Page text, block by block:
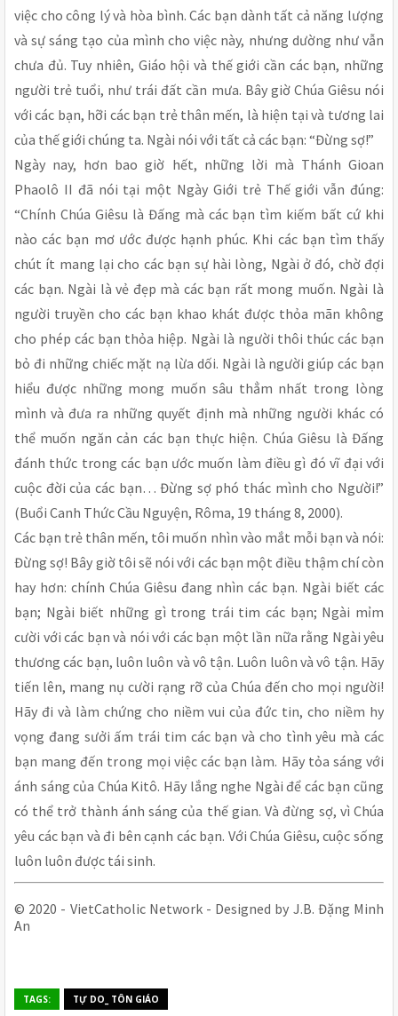
việc cho công lý và hòa bình. Các bạn dành tất cả năng lượng
và sự sáng tạo của mình cho việc này, nhưng dường như vẫn
chưa đủ. Tuy nhiên, Giáo hội và thế giới cần các bạn, những
người trẻ tuổi, như trái đất cần mưa. Bây giờ Chúa Giêsu nói
với các bạn, hỡi các bạn trẻ thân mến, là hiện tại và tương lai
của thế giới chúng ta. Ngài nói với tất cả các bạn: “Đừng sợ!”
Ngày nay, hơn bao giờ hết, những lời mà Thánh Gioan
Phaolô II đã nói tại một Ngày Giới trẻ Thế giới vẫn đúng:
“Chính Chúa Giêsu là Đấng mà các bạn tìm kiếm bất cứ khi
nào các bạn mơ ước được hạnh phúc. Khi các bạn tìm thấy
chút ít mang lại cho các bạn sự hài lòng, Ngài ở đó, chờ đợi
các bạn. Ngài là vẻ đẹp mà các bạn rất mong muốn. Ngài là
người truyền cho các bạn khao khát được thỏa mãn không
cho phép các bạn thỏa hiệp. Ngài là người thôi thúc các bạn
bỏ đi những chiếc mặt nạ lừa dối. Ngài là người giúp các bạn
hiểu được những mong muốn sâu thẳm nhất trong lòng
mình và đưa ra những quyết định mà những người khác có
thể muốn ngăn cản các bạn thực hiện. Chúa Giêsu là Đấng
đánh thức trong các bạn ước muốn làm điều gì đó vĩ đại với
cuộc đời của các bạn… Đừng sợ phó thác mình cho Người!”
(Buổi Canh Thức Cầu Nguyện, Rôma, 19 tháng 8, 2000).
Các bạn trẻ thân mến, tôi muốn nhìn vào mắt mỗi bạn và nói:
Đừng sợ! Bây giờ tôi sẽ nói với các bạn một điều thậm chí còn
hay hơn: chính Chúa Giêsu đang nhìn các bạn. Ngài biết các
bạn; Ngài biết những gì trong trái tim các bạn; Ngài mỉm
cười với các bạn và nói với các bạn một lần nữa rằng Ngài yêu
thương các bạn, luôn luôn và vô tận. Luôn luôn và vô tận. Hãy
tiến lên, mang nụ cười rạng rỡ của Chúa đến cho mọi người!
Hãy đi và làm chứng cho niềm vui của đức tin, cho niềm hy
vọng đang sưởi ấm trái tim các bạn và cho tình yêu mà các
bạn mang đến trong mọi việc các bạn làm. Hãy tỏa sáng với
ánh sáng của Chúa Kitô. Hãy lắng nghe Ngài để các bạn cũng
có thể trở thành ánh sáng của thế gian. Và đừng sợ, vì Chúa
yêu các bạn và đi bên cạnh các bạn. Với Chúa Giêsu, cuộc sống
luôn luôn được tái sinh.
© 2020 - VietCatholic Network - Designed by J.B. Đặng Minh
An
TAGS: TỰ DO_ TÔN GIÁO